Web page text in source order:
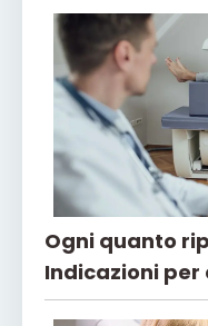
Ogni quanto
Indicazioni